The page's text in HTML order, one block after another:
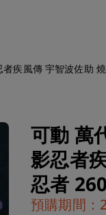
疾風傳 宇智波佐助
可動 萬
影忍者
忍者
預購期間：